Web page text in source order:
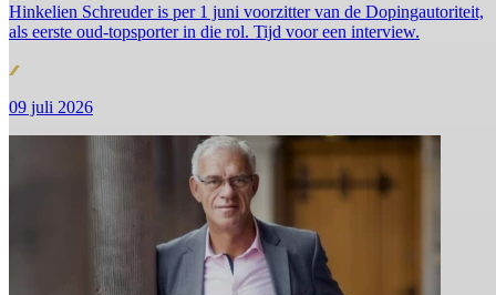
Hinkelien Schreuder is per 1 juni voorzitter van de Dopingautoriteit,
als eerste oud-topsporter in die rol. Tijd voor een interview.
09 juli 2026